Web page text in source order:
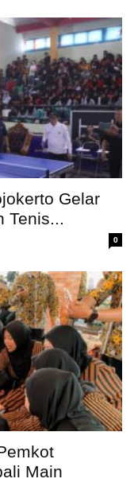
Gelar
0
Main